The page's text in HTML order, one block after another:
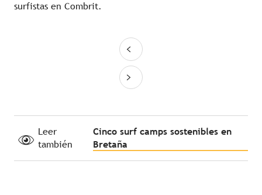
surfistas en Combrit.
Leer
también
Cinco surf camps sostenibles en
Bretaña